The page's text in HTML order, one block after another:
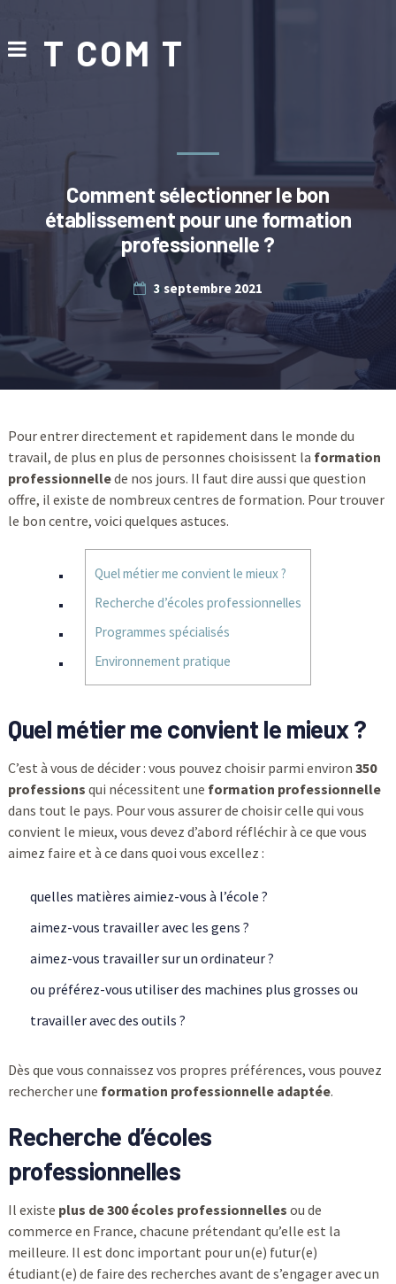
T COM T
Comment sélectionner le bon
établissement pour une formation
professionnelle ?
3 septembre 2021
Pour entrer directement et rapidement dans le monde du
travail, de plus en plus de personnes choisissent la formation
professionnellede nos jours. Il faut dire aussi que question
offre, il existe de nombreux centres de formation. Pour trouver
le bon centre, voici quelques astuces.
Quel métier me convient le mieux ?
Recherche d’écoles professionnelles
Programmes spécialisés
Environnement pratique
Quel métier me convient le mieux ?
C’est à vous de décider : vous pouvez choisir parmi environ 350
professions qui nécessitent une formation professionnelle
dans tout le pays. Pour vous assurer de choisir celle qui vous
convient le mieux, vous devez d’abord réfléchir à ce que vous
aimez faire et à ce dans quoi vous excellez :
quelles matières aimiez-vous à l’école ?
aimez-vous travailler avec les gens ?
aimez-vous travailler sur un ordinateur ?
ou préférez-vous utiliser des machines plus grosses ou
travailler avec des outils ?
Dès que vous connaissez vos propres préférences, vous pouvez
rechercher une formation professionnelle adaptée.
Recherche d’écoles
professionnelles
Il existe plus de 300 écoles professionnelles ou de
commerce en France, chacune prétendant qu’elle est la
meilleure. Il est donc important pour un(e) futur(e)
étudiant(e) de faire des recherches avant de s’engager avec un